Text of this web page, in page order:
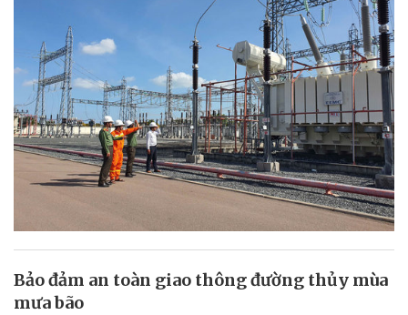
Bảo đảm an toàn giao thông đường thủy mùa
mưa bão